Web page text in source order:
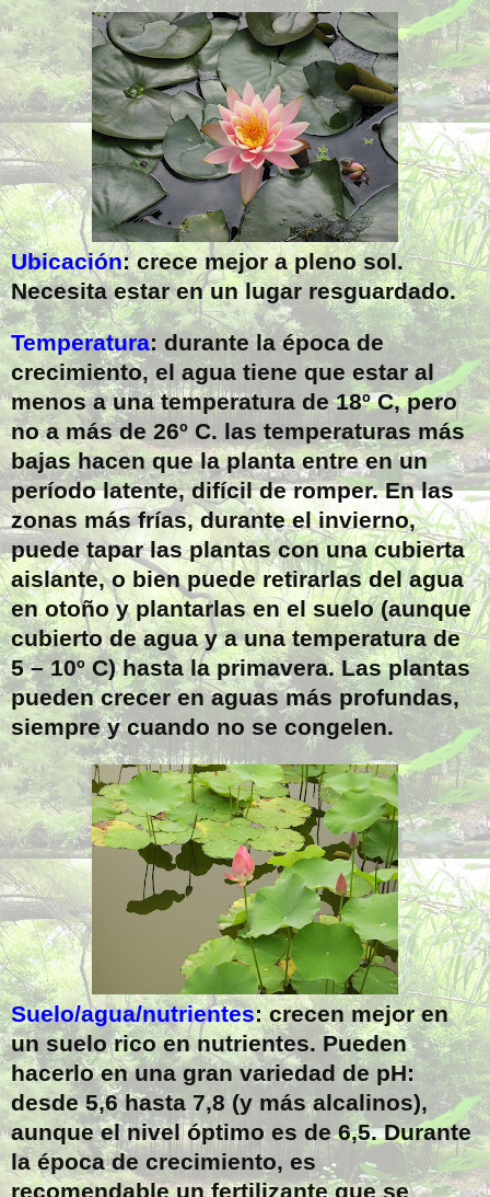
Ubicación: crece mejor a pleno sol.
Necesita estar en un lugar resguardado.
Temperatura: durante la época de
crecimiento, el agua tiene que estar al
menos a una temperatura de 18º C, pero
no a más de 26º C. las temperaturas más
bajas hacen que la planta entre en un
período latente, difícil de romper. En las
zonas más frías, durante el invierno,
puede tapar las plantas con una cubierta
aislante, o bien puede retirarlas del agua
en otoño y plantarlas en el suelo (aunque
cubierto de agua y a una temperatura de
5 – 10º C) hasta la primavera. Las plantas
pueden crecer en aguas más profundas,
siempre y cuando no se congelen.
Suelo/agua/nutrientes: crecen mejor en
un suelo rico en nutrientes. Pueden
hacerlo en una gran variedad de pH:
desde 5,6 hasta 7,8 (y más alcalinos),
aunque el nivel óptimo es de 6,5. Durante
la época de crecimiento, es
recomendable un fertilizante que se